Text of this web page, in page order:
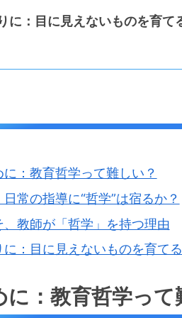
に：目に見えないものを育て
に：教育哲学って難しい？
日常の指導に“哲学”は宿るか？
、教師が「哲学」を持つ理由
に：目に見えないものを育てる
に：教育哲学って